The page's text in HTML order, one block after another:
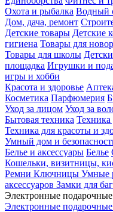
Охота и рыбалка Водный
Дом, дача, ремонт
Детские товары Детские
гигиена Товары для
Товары для школы
площадка Игрушки и
игры и хобби
Красота и здоровье
Косметика Парфюмерия
Уход за лицом Уход за
Бытовая техника Техника
Техника для красоты и
Умный дом и
Белье и аксессуары Белье
Кошельки, визитницы,
Ремни Ключницы Умные
аксессуаров Замки для
Электронные
Электронные